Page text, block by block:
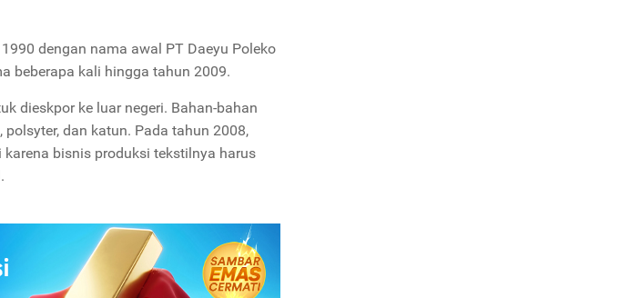
dengan nama awal PT Daeyu Poleko
beberapa kali hingga tahun 2009.
dieskpor ke luar negeri. Bahan-bahan
dan katun. Pada tahun 2008,
bisnis produksi tekstilnya harus